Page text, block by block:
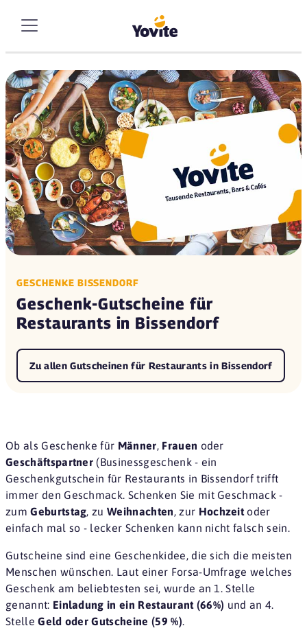
GESCHENKE BISSENDORF
Geschenk-Gutscheine für
Restaurants in Bissendorf
Zu allen Gutscheinen für Restaurants in Bissendorf
Ob als Geschenke für Männer, Frauen oder
Geschäftspartner (Businessgeschenk - ein
Geschenkgutschein für Restaurants in Bissendorf trifft
immer den Geschmack. Schenken Sie mit Geschmack -
zumGeburtstag, zuWeihnachten, zur Hochzeitoder
einfach mal so - lecker Schenken kann nicht falsch sein.
Gutscheine sind eine Geschenkidee, die sich die meisten
Menschen wünschen. Laut einer Forsa-Umfrage welches
Geschenk am beliebtesten sei, wurde an 1. Stelle
genannt: Einladung in ein Restaurant (66%) und an 4.
StelleGeld oder Gutscheine (59 %).